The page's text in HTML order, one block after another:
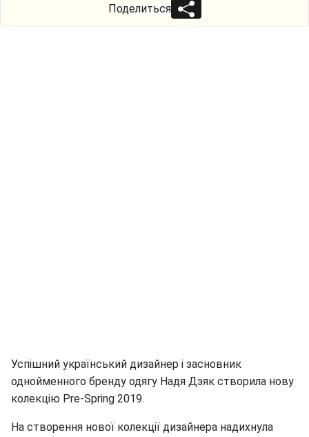
Поделиться
Успішний український дизайнер і засновник
однойменного бренду одягу Надя Дзяк створила нову
колекцію Pre-Spring 2019.
На створення нової колекції дизайнера надихнула